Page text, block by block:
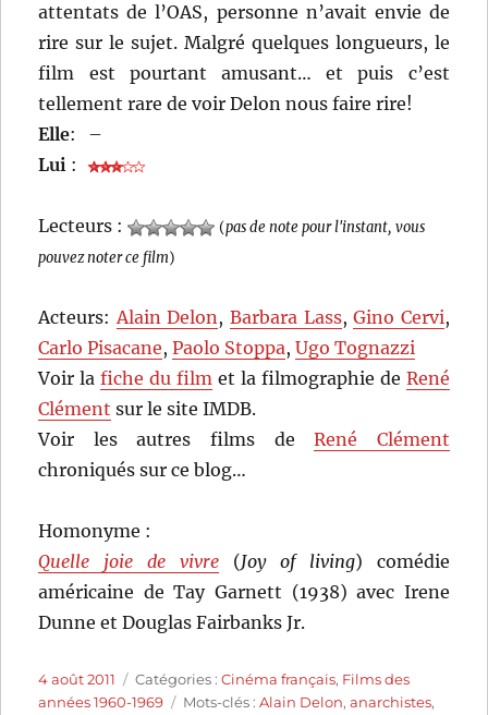
attentats de l’OAS, personne n’avait envie de
rire sur le sujet. Malgré quelques longueurs, le
film est pourtant amusant… et puis c’est
tellement rare de voir Delon nous faire rire!
Elle:
–
Lui :
Lecteurs : (pas de note pour l'instant, vous
pouvez noter ce film)
Acteurs:Alain Delon,Barbara Lass,Gino Cervi,
Carlo Pisacane,Paolo Stoppa,Ugo Tognazzi
Voir lafiche du film et la filmographie de René
Clément sur le site IMDB.
Voir les autres films deRené Clément
chroniqués sur ce blog…
Homonyme :
Quelle joie de vivre (Joy of living) comédie
américaine de Tay Garnett (1938) avec Irene
Dunne et Douglas Fairbanks Jr.
Publié
le
4 août 2011 Catégories
Catégories :Cinéma français, Films des
années 1960-1969
Étiquettes
Mots-clés :Alain Delon,anarchistes,